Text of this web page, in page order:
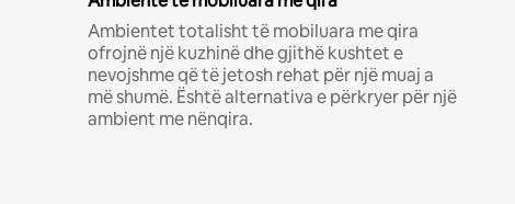
Ambientet totalisht të mobiluara me qira
ofrojnë një kuzhinë dhe gjithë kushtet e
nevojshme që të jetosh rehat për një muaj a
më shumë. Është alternativa e përkryer për një
ambient me nënqira.